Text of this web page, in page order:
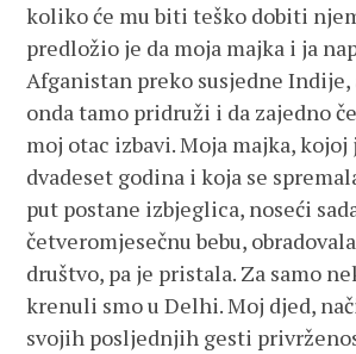
koliko će mu biti teško dobiti
predložio je da moja majka i ja
Afganistan preko susjedne Indije,
onda tamo pridruži i da zajedno
moj otac izbavi. Moja majka,
dvadeset godina i koja se
put postane izbjeglica, noseći
četveromjesečnu bebu,
društvo, pa je pristala. Za samo
krenuli smo u Delhi. Moj djed,
svojih posljednjih gesti